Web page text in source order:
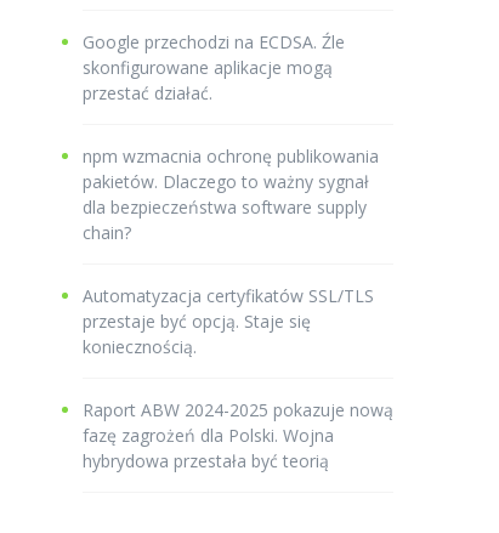
Google przechodzi na ECDSA. Źle
skonfigurowane aplikacje mogą
przestać działać.
npm wzmacnia ochronę publikowania
pakietów. Dlaczego to ważny sygnał
dla bezpieczeństwa software supply
chain?
Automatyzacja certyfikatów SSL/TLS
przestaje być opcją. Staje się
koniecznością.
Raport ABW 2024-2025 pokazuje nową
fazę zagrożeń dla Polski. Wojna
hybrydowa przestała być teorią